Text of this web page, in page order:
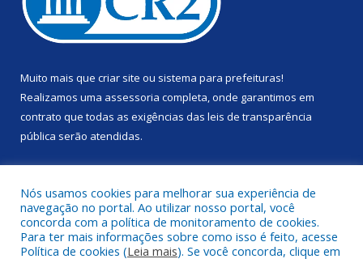
Muito mais que criar site ou sistema para prefeituras!
Realizamos uma assessoria completa, onde garantimos em
contrato que todas as exigências das leis de transparência
pública serão atendidas.
Nós usamos cookies para melhorar sua experiência de
navegação no portal. Ao utilizar nosso portal, você
concorda com a política de monitoramento de cookies.
Para ter mais informações sobre como isso é feito, acesse
Política de cookies (Leia mais). Se você concorda, clique em